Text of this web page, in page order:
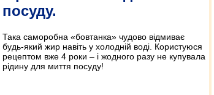
посуду.
Така саморобна «бовтанка» чудово відмиває
будь-який жир навіть у холодній воді. Користуюся
рецептом вже 4 роки – і жодного разу не купувала
рідину для миття посуду!